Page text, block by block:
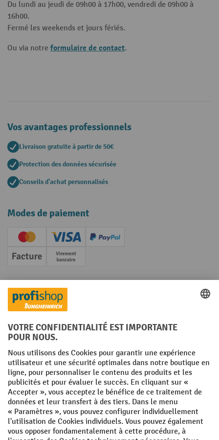
Du lundi au jeudi de 09h00 à 17h00, vendredi de 09h00 à
16h00.
Fermé les weekends et jours fériés.
Ou via notre formulaire de contact.
Vos avantages professionnels
Livraison gratuite à partir de 50€
Protection des données sécurisée
Conseils d'achat personnalisés
Modes de paiement
Creditcard (Master)Creditcard (Visa)
PayPal
Facture Paiement anticipé
Réseaux sociaux
Facebook
YouTube
LinkedInInstagram
Conditions générales Mentions légales
Protection des Données Politique de cookies
All prices excl. VAT plusshipping costsand possible delivery charges,
if not stated otherwise.
¹ La remise est valable jusqu'à épuisement des stocks. La remise ne